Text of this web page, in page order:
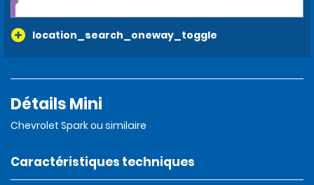
location_search_oneway_toggle
Détails Mini
Chevrolet Spark ou similaire
Caractéristiques techniques